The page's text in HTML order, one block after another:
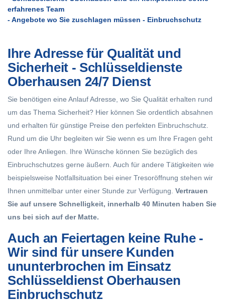
erfahrenes Team
- Angebote wo Sie zuschlagen müssen - Einbruchschutz
Ihre Adresse für Qualität und
Sicherheit - Schlüsseldienste
Oberhausen 24/7 Dienst
Sie benötigen eine Anlauf Adresse, wo Sie Qualität erhalten rund
um das Thema Sicherheit? Hier können Sie ordentlich absahnen
und erhalten für günstige Preise den perfekten Einbruchschutz.
Rund um die Uhr begleiten wir Sie wenn es um Ihre Fragen geht
oder Ihre Anliegen. Ihre Wünsche können Sie bezüglich des
Einbruchschutzes gerne äußern. Auch für andere Tätigkeiten wie
beispielsweise Notfallsituation bei einer Tresoröffnung stehen wir
Ihnen unmittelbar unter einer Stunde zur Verfügung. Vertrauen
Sie auf unsere Schnelligkeit, innerhalb 40 Minuten haben Sie
uns bei sich auf der Matte.
Auch an Feiertagen keine Ruhe -
Wir sind für unsere Kunden
ununterbrochen im Einsatz
Schlüsseldienst Oberhausen
Einbruchschutz